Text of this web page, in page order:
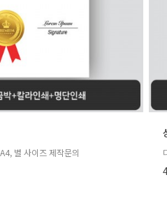
별 사이즈 제작문의